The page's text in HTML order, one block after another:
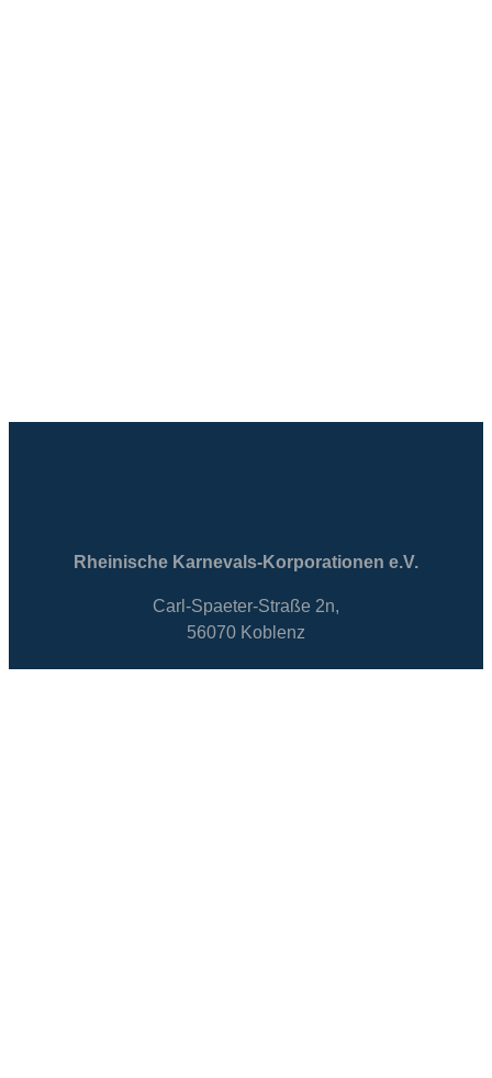
Rheinische Karnevals-Korporationen e.V.
Carl-Spaeter-Straße 2n,
56070 Koblenz